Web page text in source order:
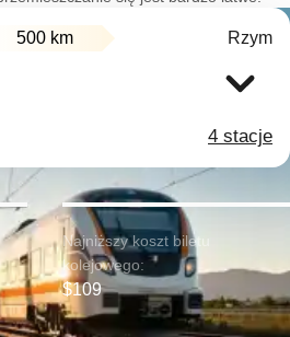
500 km Rzym
4 stacje
Najniższy koszt biletu
kolejowego:
$109